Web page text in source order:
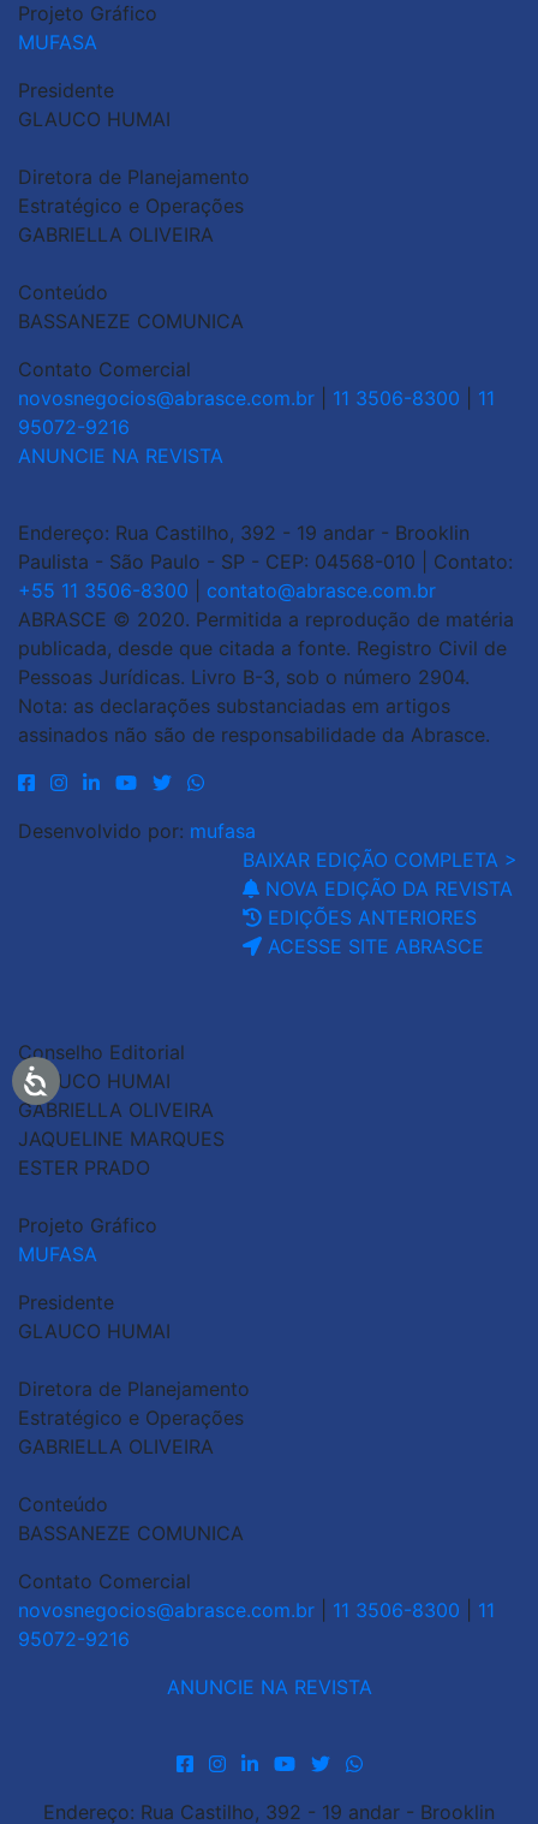
Projeto Gráfico
MUFASA
Presidente
GLAUCO HUMAI
Diretora de Planejamento
Estratégico e Operações
GABRIELLA OLIVEIRA
Conteúdo
BASSANEZE COMUNICA
Contato Comercial
novosnegocios@abrasce.com.br
11 3506-8300
11
95072-9216
ANUNCIE NA REVISTA
Endereço: Rua Castilho, 392 - 19 andar - Brooklin
Paulista - São Paulo - SP - CEP: 04568-010 | Contato:
+55 11 3506-8300
contato@abrasce.com.br
ABRASCE © 2020. Permitida a reprodução de matéria
publicada, desde que citada a fonte. Registro Civil de
Pessoas Jurídicas. Livro B-3, sob o número 2904.
Nota: as declarações substanciadas em artigos
assinados não são de responsabilidade da Abrasce.
Desenvolvido por: mufasa
BAIXAR EDIÇÃO COMPLETA >
NOVA EDIÇÃO DA REVISTA
EDIÇÕES ANTERIORES
ACESSE SITE ABRASCE
Conselho Editorial
GLAUCO HUMAI
GABRIELLA OLIVEIRA
JAQUELINE MARQUES
ESTER PRADO
Projeto Gráfico
MUFASA
Presidente
GLAUCO HUMAI
Diretora de Planejamento
Estratégico e Operações
GABRIELLA OLIVEIRA
Conteúdo
BASSANEZE COMUNICA
Contato Comercial
novosnegocios@abrasce.com.br
11 3506-8300
11
95072-9216
ANUNCIE NA REVISTA
Endereço: Rua Castilho, 392 - 19 andar - Brooklin